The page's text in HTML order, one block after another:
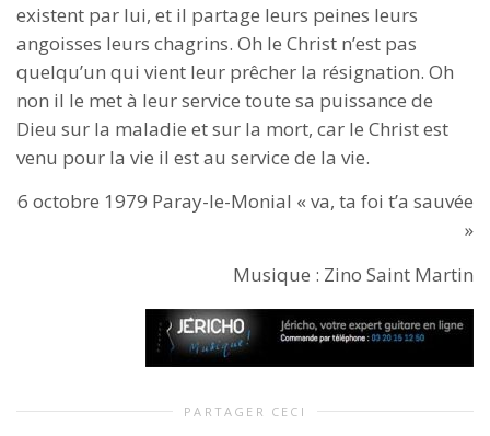
existent par lui, et il partage leurs peines leurs
angoisses leurs chagrins. Oh le Christ n’est pas
quelqu’un qui vient leur prêcher la résignation. Oh
non il le met à leur service toute sa puissance de
Dieu sur la maladie et sur la mort, car le Christ est
venu pour la vie il est au service de la vie.
6 octobre 1979 Paray-le-Monial « va, ta foi t’a sauvée
»
Musique : Zino Saint Martin
PARTAGER CECI